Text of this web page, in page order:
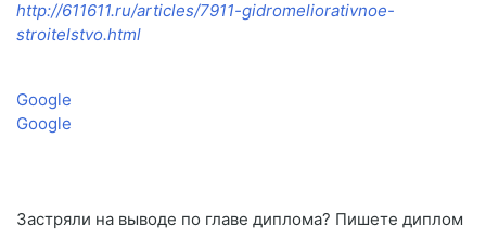
http://611611.ru/articles/7911-gidromeliorativnoe-
stroitelstvo.html
Google
Google
Застряли на выводе по главе диплома? Пишете диплом